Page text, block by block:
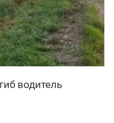
водитель